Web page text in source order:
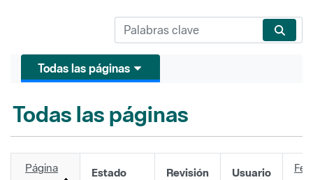
Todas las páginas
Todas las páginas
Página Estado Revisión Usuario